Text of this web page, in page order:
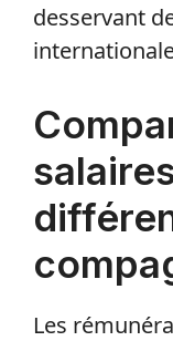
desservant
Les